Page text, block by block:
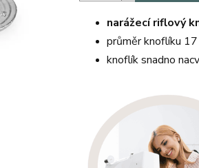
narážecí riflový
průměr knoflíku
knoflík snadno